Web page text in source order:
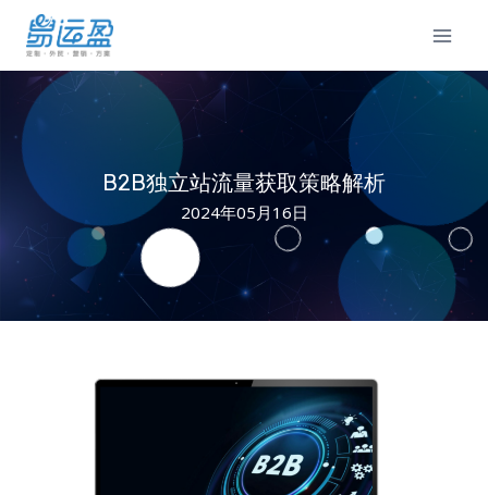
B2B独立站流量获取策略解析
2024年05月16日